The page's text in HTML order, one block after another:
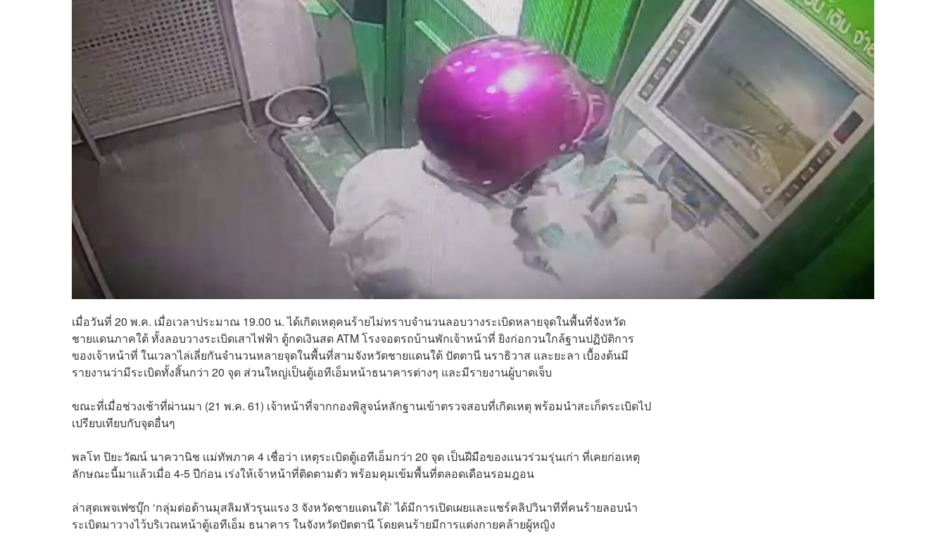
เมื่อวันที่ 20 พ.ค. เมื่อเวลาประมาณ 19.00 น. ได้เกิดเหตุคนร้ายไม่ทราบจำนวนลอบวางระเบิดหลายจุดในพื้นที่จังหวัด
ชายแดนภาคใต้ ทั้งลอบวางระเบิดเสาไฟฟ้า ตู้กดเงินสด ATM โรงจอดรถบ้านพักเจ้าหน้าที่ ยิงก่อกวนใกล้ฐานปฏิบัติการ
ของเจ้าหน้าที่ ในเวลาไล่เลี่ยกันจำนวนหลายจุดในพื้นที่สามจังหวัดชายแดนใต้ ปัตตานี นราธิวาส และยะลา เบื้องต้นมี
รายงานว่ามีระเบิดทั้งสิ้นกว่า 20 จุด ส่วนใหญ่เป็นตู้เอทีเอ็มหน้าธนาคารต่างๆ และมีรายงานผู้บาดเจ็บ
ขณะที่เมื่อช่วงเช้าที่ผ่านมา (21 พ.ค. 61) เจ้าหน้าที่จากกองพิสูจน์หลักฐานเข้าตรวจสอบที่เกิดเหตุ พร้อมนำสะเก็ดระเบิดไป
เปรียบเทียบกับจุดอื่นๆ
พลโท ปิยะวัฒน์ นาควานิช เเม่ทัพภาค 4 เชื่อว่า เหตุระเบิดตู้เอทีเอ็มกว่า 20 จุด เป็นฝีมือของเเนวร่วมรุ่นเก่า ที่เคยก่อเหตุ
ลักษณะนี้มาเเล้วเมื่อ 4-5 ปีก่อน เร่งให้เจ้าหน้าที่ติดตามตัว พร้อมคุมเข้มพื้นที่ตลอดเดือนรอมฎอน
ล่าสุดเพจเฟซบุ๊ก ‘กลุ่มต่อต้านมุสลิมหัวรุนแรง 3 จังหวัดชายแดนใต้’ ได้มีการเปิดเผยและเเชร์คลิปวินาทีที่คนร้ายลอบนำ
ระเบิดมาวางไว้บริเวณหน้าตู้เอทีเอ็ม ธนาคาร ในจังหวัดปัตตานี โดยคนร้ายมีการแต่งกายคล้ายผู้หญิง